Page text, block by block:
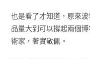
也是看了才知道，原來
品量大到可以撐起兩個
術家，著實敬佩。